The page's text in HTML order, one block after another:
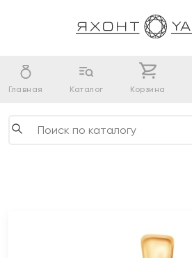
Главная Каталог Корзина